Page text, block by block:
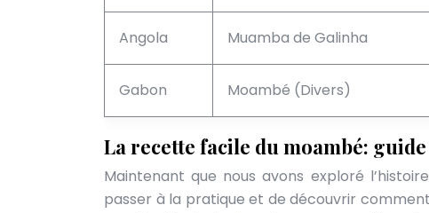
Angola Muamba de Galinha
Gabon Moambé (Divers)
La recette facile du moambé:
Maintenant que nous avons exploré
passer à la pratique et de découvrir